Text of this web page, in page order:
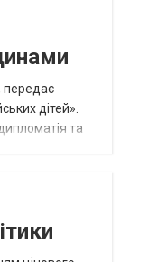
передає
дітей».
та